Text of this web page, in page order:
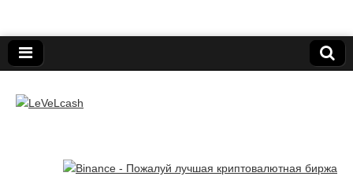
LeVeLcash